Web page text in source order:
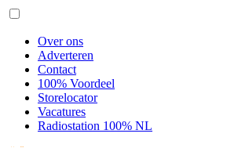
Over ons
Adverteren
Contact
100% Voordeel
Storelocator
Vacatures
Radiostation 100% NL